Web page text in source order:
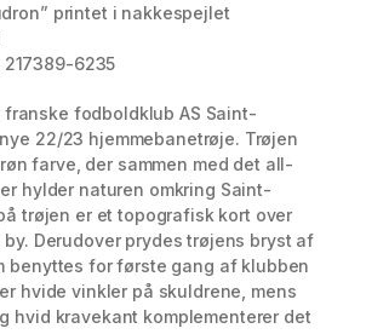
printet i nakkespejlet
217389-6235
fodboldklub AS Saint-
22/23 hjemmebanetrøje. Trøjen
farve, der sammen med det all-
hylder naturen omkring Saint-
trøjen er et topografisk kort over
Derudover prydes trøjens bryst af
benyttes for første gang af klubben
hvide vinkler på skuldrene, mens
hvid kravekant komplementerer det